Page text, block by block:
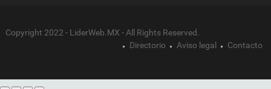
Copyright 2022 - LiderWeb.MX - All Rights Reserved.
Directorio
Aviso legal Contacto